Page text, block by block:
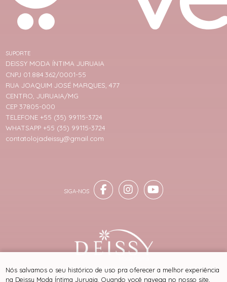
SUPORTE
DEISSY MODA ÍNTIMA JURUAIA
CNPJ 01.884.362/0001-55
RUA JOAQUIM JOSÉ MARQUES, 477
CENTRO, JURUAIA/MG
CEP 37805-000
TELEFONE +55 (35) 99115-3724
WHATSAPP +55 (35) 99115-3724
contatolojadeissy@gmail.com
® TODOS DIREITOS RESERVADOS
Nós salvamos o seu histórico de uso pra oferecer a melhor experiência
na Deissy Moda Íntima Juruaia. Quando você navega no nosso site,